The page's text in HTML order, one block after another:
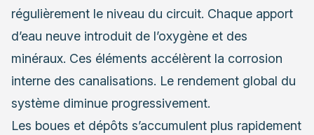
régulièrement le niveau du circuit. Chaque apport
d’eau neuve introduit de l’oxygène et des
minéraux. Ces éléments accélèrent la corrosion
interne des canalisations. Le rendement global du
système diminue progressivement.
Les boues et dépôts s’accumulent plus rapidement